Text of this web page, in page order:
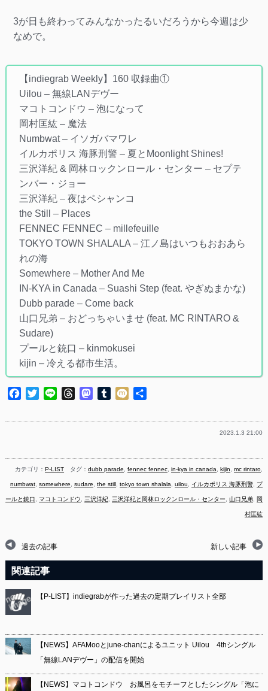
3が日も終わってみんなかったるいだろうから今週は少
なめで。
【indiegrab Weekly】160 収録曲①
Uilou – 無線LANデヴー
マコトコンドウ – 泡になって
岡村匡紘 – 魔法
Numbwat – イソガバマワレ
イルカポリス 海豚刑警 – 夏とMoonlight Shines!
三沢洋紀 & 岡林ロックンロール・センター – セプテ
ンバー・ジョー
三沢洋紀 – 夜はペシャンコ
the Still – Places
FENNEC FENNEC – millefeuille
TOKYO TOWN SHALALA – 江ノ島はいつもおおあら
れの海
Somewhere – Mother And Me
IN-KYA in Canada – Suashi Step (feat. やぎぬまかな)
Dubb parade – Come back
山口兄弟 – おどっちゃいませ (feat. MC RINTARO &
Sudare)
プールと銃口 – kinmokusei
kijin – 冷える都市生活。
Facebook
TwitterLine ThreadsMastodon
Tumblr
Mixi
2023.1.3 21:00
カテゴリ：P-LIST タグ：dubb parade ,fennec fennec ,in-kya in canada ,kijin ,mc rintaro
numbwat ,somewhere ,sudare ,the still ,tokyo town shalala ,uilou イルカポリス 海豚刑警 プ
ールと銃口 ,マコトコンドウ 三沢洋紀 三沢洋紀と岡林ロックンロール・センター ,山口兄弟 岡
村匡紘
過去の記事 新しい記事
関連記事
【P-LIST】indiegrabが作った過去の定期プレイリスト全部
【NEWS】AFAMooとjune-chanによるユニット Uilou 4thシングル
「無線LANデヴー」の配信を開始
【NEWS】マコトコンドウ お風呂をモチーフとしたシングル「泡に